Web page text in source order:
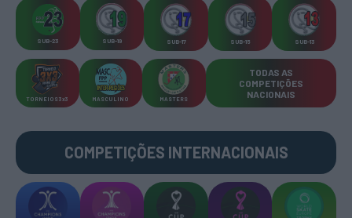
SUB-23 SUB-19 SUB-17 SUB-15 SUB-13
TORNEIOS 3x3 MASCULINO MASTERS
TODAS AS
COMPETIÇÕES
NACIONAIS
COMPETIÇÕES INTERNACIONAIS